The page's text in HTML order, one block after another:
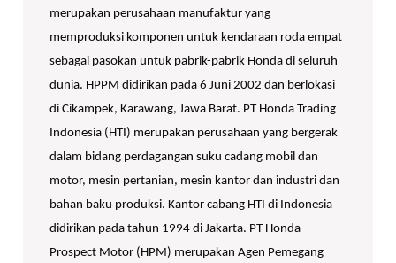
merupakan perusahaan manufaktur yang
memproduksi komponen untuk kendaraan roda empat
sebagai pasokan untuk pabrik-pabrik Honda di seluruh
dunia. HPPM didirikan pada 6 Juni 2002 dan berlokasi
di Cikampek, Karawang, Jawa Barat. PT Honda Trading
Indonesia (HTI) merupakan perusahaan yang bergerak
dalam bidang perdagangan suku cadang mobil dan
motor, mesin pertanian, mesin kantor dan industri dan
bahan baku produksi. Kantor cabang HTI di Indonesia
didirikan pada tahun 1994 di Jakarta. PT Honda
Prospect Motor (HPM) merupakan Agen Pemegang